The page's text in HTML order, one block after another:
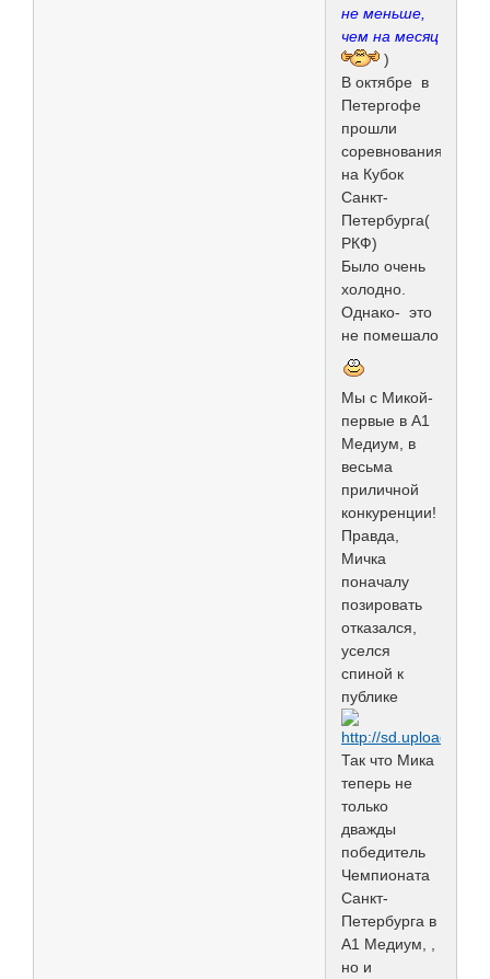
не меньше,
чем на месяц
)
В октябре в
Петергофе
прошли
соревнования
на Кубок
Санкт-
Петербурга(
РКФ)
Было очень
холодно.
Однако- это
не помешало
Мы с Микой-
первые в А1
Медиум, в
весьма
приличной
конкуренции!
Правда,
Мичка
поначалу
позировать
отказался,
уселся
спиной к
публике
Так что Мика
теперь не
только
дважды
победитель
Чемпионата
Санкт-
Петербурга в
А1 Медиум, ,
но и